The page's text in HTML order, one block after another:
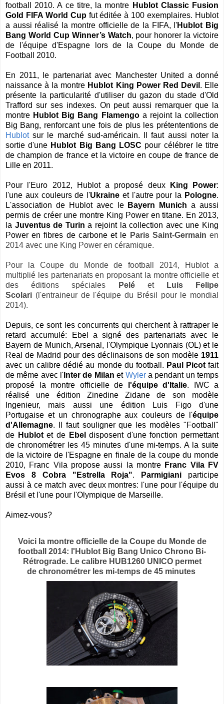
football 2010. A ce titre, la montre Hublot Classic Fusion
Gold FIFA World Cupfut éditée à 100 exemplaires. Hublot
a aussi réalisé la montre officielle de la FIFA, l'Hublot Big
Bang World Cup Winner’s Watch, pour honorer la victoire
de l'équipe d'Espagne lors de la Coupe du Monde de
Football 2010.
En 2011, le partenariat avec Manchester United a donné
naissance à la montre Hublot King Power Red Devil . Elle
présente la particularité d'utiliser du gazon du stade d'Old
Trafford sur ses indexes. On peut aussi remarquer que la
montre Hublot Big Bang Flamengoa rejoint la collection
Big Bang, renforcant une fois de plus les prétententions de
Hublotsur le marché sud-américain. Il faut aussi noter la
sortie d'une Hublot Big Bang LOSC pour célébrer le titre
de champion de france et la victoire en coupe de france de
Lille en 2011.
Pour l'Euro 2012, Hublot a proposé deux King Power:
l'une aux couleurs de l'Ukraine et l'autre pour la Pologne.
L'association de Hublot avec le Bayern Munich a aussi
permis de créer une montre King Power en titane. En 2013,
la Juventus de Turin a rejoint la collection avec une King
Power en fibres de carbone et le Paris Saint-Germain en
2014 avec une King Power en céramique.
Pour la Coupe du Monde de football 2014, Hublot a
multiplié les partenariats en proposant la montre officielle et
des éditions spéciales
Peléet
Luis Felipe
Scolari (l'entraineur de l'équipe du Brésil pour le mondial
2014).
Depuis, ce sont les concurrents qui cherchent à rattraper le
retard accumulé:
Ebel
a signé des partenariats avec le
Bayern de Munich, Arsenal, l'Olympique Lyonnais (OL) et le
Real de Madrid pour des déclinaisons de son modèle 1911
avec un calibre dédié au monde du football. Paul Picotfait
de même avec l' Inter de Milan et Wylera pendant un temps
proposé la montre officielle de
l'équipe d'Italie. IWC a
réalisé une édition Zinedine Zidane de son modèle
Ingenieur, mais aussi une édition Luis Figo d'une
Portugaise et un chronographe aux couleurs de l'équipe
d'Allemagne. Il faut souligner que les modèles "Football"
de Hublotet de Ebel disposent d'une fonction permettant
de chronométrer les 45 minutes d'une mi-temps. A la suite
de la victoire de l'Espagne en finale de la coupe du monde
2010, Franc Vila propose aussi la montre Franc Vila FV
Evos 8 Cobra "Estrella Roja". Parmigiani participe
aussi à ce match avec deux montres: l'une pour l'équipe du
Brésil et l'une pour l'Olympique de Marseille.
Aimez-vous?
Voici la montre officielle de la Coupe du Monde de
football 2014: l'Hublot Big Bang Unico Chrono Bi-
Rétrograde. Le calibre HUB1260 UNICO permet
de chronométrer les mi-temps de 45 minutes